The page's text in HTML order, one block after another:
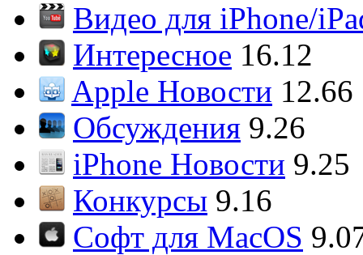
Видео для iPhone/
Интересное 16.12
Apple Новости 12.66
Обсуждения 9.26
iPhone Новости 9.25
Конкурсы 9.16
Софт для MacOS